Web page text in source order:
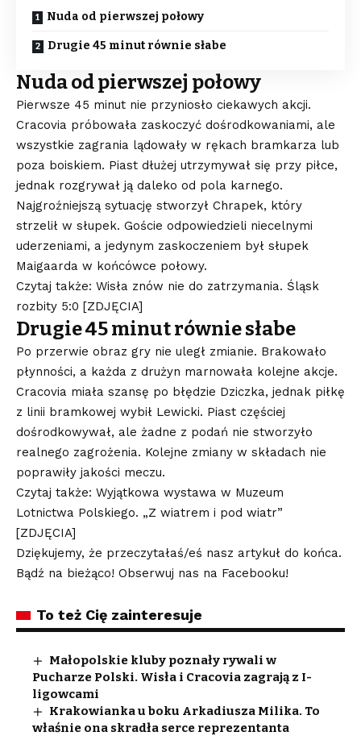
Nuda od pierwszej połowy
Drugie 45 minut równie słabe
Nuda od pierwszej połowy
Pierwsze 45 minut nie przyniosło ciekawych akcji.
Cracovia próbowała zaskoczyć dośrodkowaniami, ale
wszystkie zagrania lądowały w rękach bramkarza lub
poza boiskiem. Piast dłużej utrzymywał się przy piłce,
jednak rozgrywał ją daleko od pola karnego.
Najgroźniejszą sytuację stworzył Chrapek, który
strzelił w słupek. Goście odpowiedzieli niecelnymi
uderzeniami, a jedynym zaskoczeniem był słupek
Maigaarda w końcówce połowy.
Czytaj także: Wisła znów nie do zatrzymania. Śląsk
rozbity 5:0 [ZDJĘCIA]
Drugie 45 minut równie słabe
Po przerwie obraz gry nie uległ zmianie. Brakowało
płynności, a każda z drużyn marnowała kolejne akcje.
Cracovia miała szansę po błędzie Dziczka, jednak piłkę
z linii bramkowej wybił Lewicki. Piast częściej
dośrodkowywał, ale żadne z podań nie stworzyło
realnego zagrożenia. Kolejne zmiany w składach nie
poprawiły jakości meczu.
Czytaj także: Wyjątkowa wystawa w Muzeum
Lotnictwa Polskiego. „Z wiatrem i pod wiatr”
[ZDJĘCIA]
Dziękujemy, że przeczytałaś/eś nasz artykuł do końca.
Bądź na bieżąco! Obserwuj nas na Facebooku!
To też Cię zainteresuje
Małopolskie kluby poznały rywali w
Pucharze Polski. Wisła i Cracovia zagrają z I-
ligowcami
Krakowianka u boku Arkadiusza Milika. To
właśnie ona skradła serce reprezentanta